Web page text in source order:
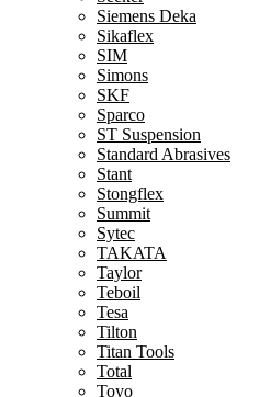
Siemens Deka
Sikaflex
SIM
Simons
SKF
Sparco
ST Suspension
Standard Abrasives
Stant
Stongflex
Summit
Sytec
TAKATA
Taylor
Teboil
Tesa
Tilton
Titan Tools
Total
Toyo